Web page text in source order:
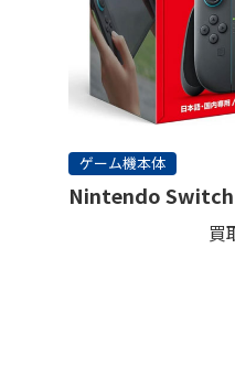
ゲーム機本体
Nintendo Switch
買